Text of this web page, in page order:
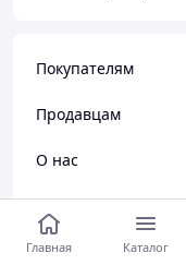
Покупателям
Продавцам
О нас
Партнеры
Главная Каталог